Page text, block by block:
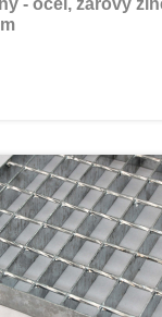
- ocel, žárový